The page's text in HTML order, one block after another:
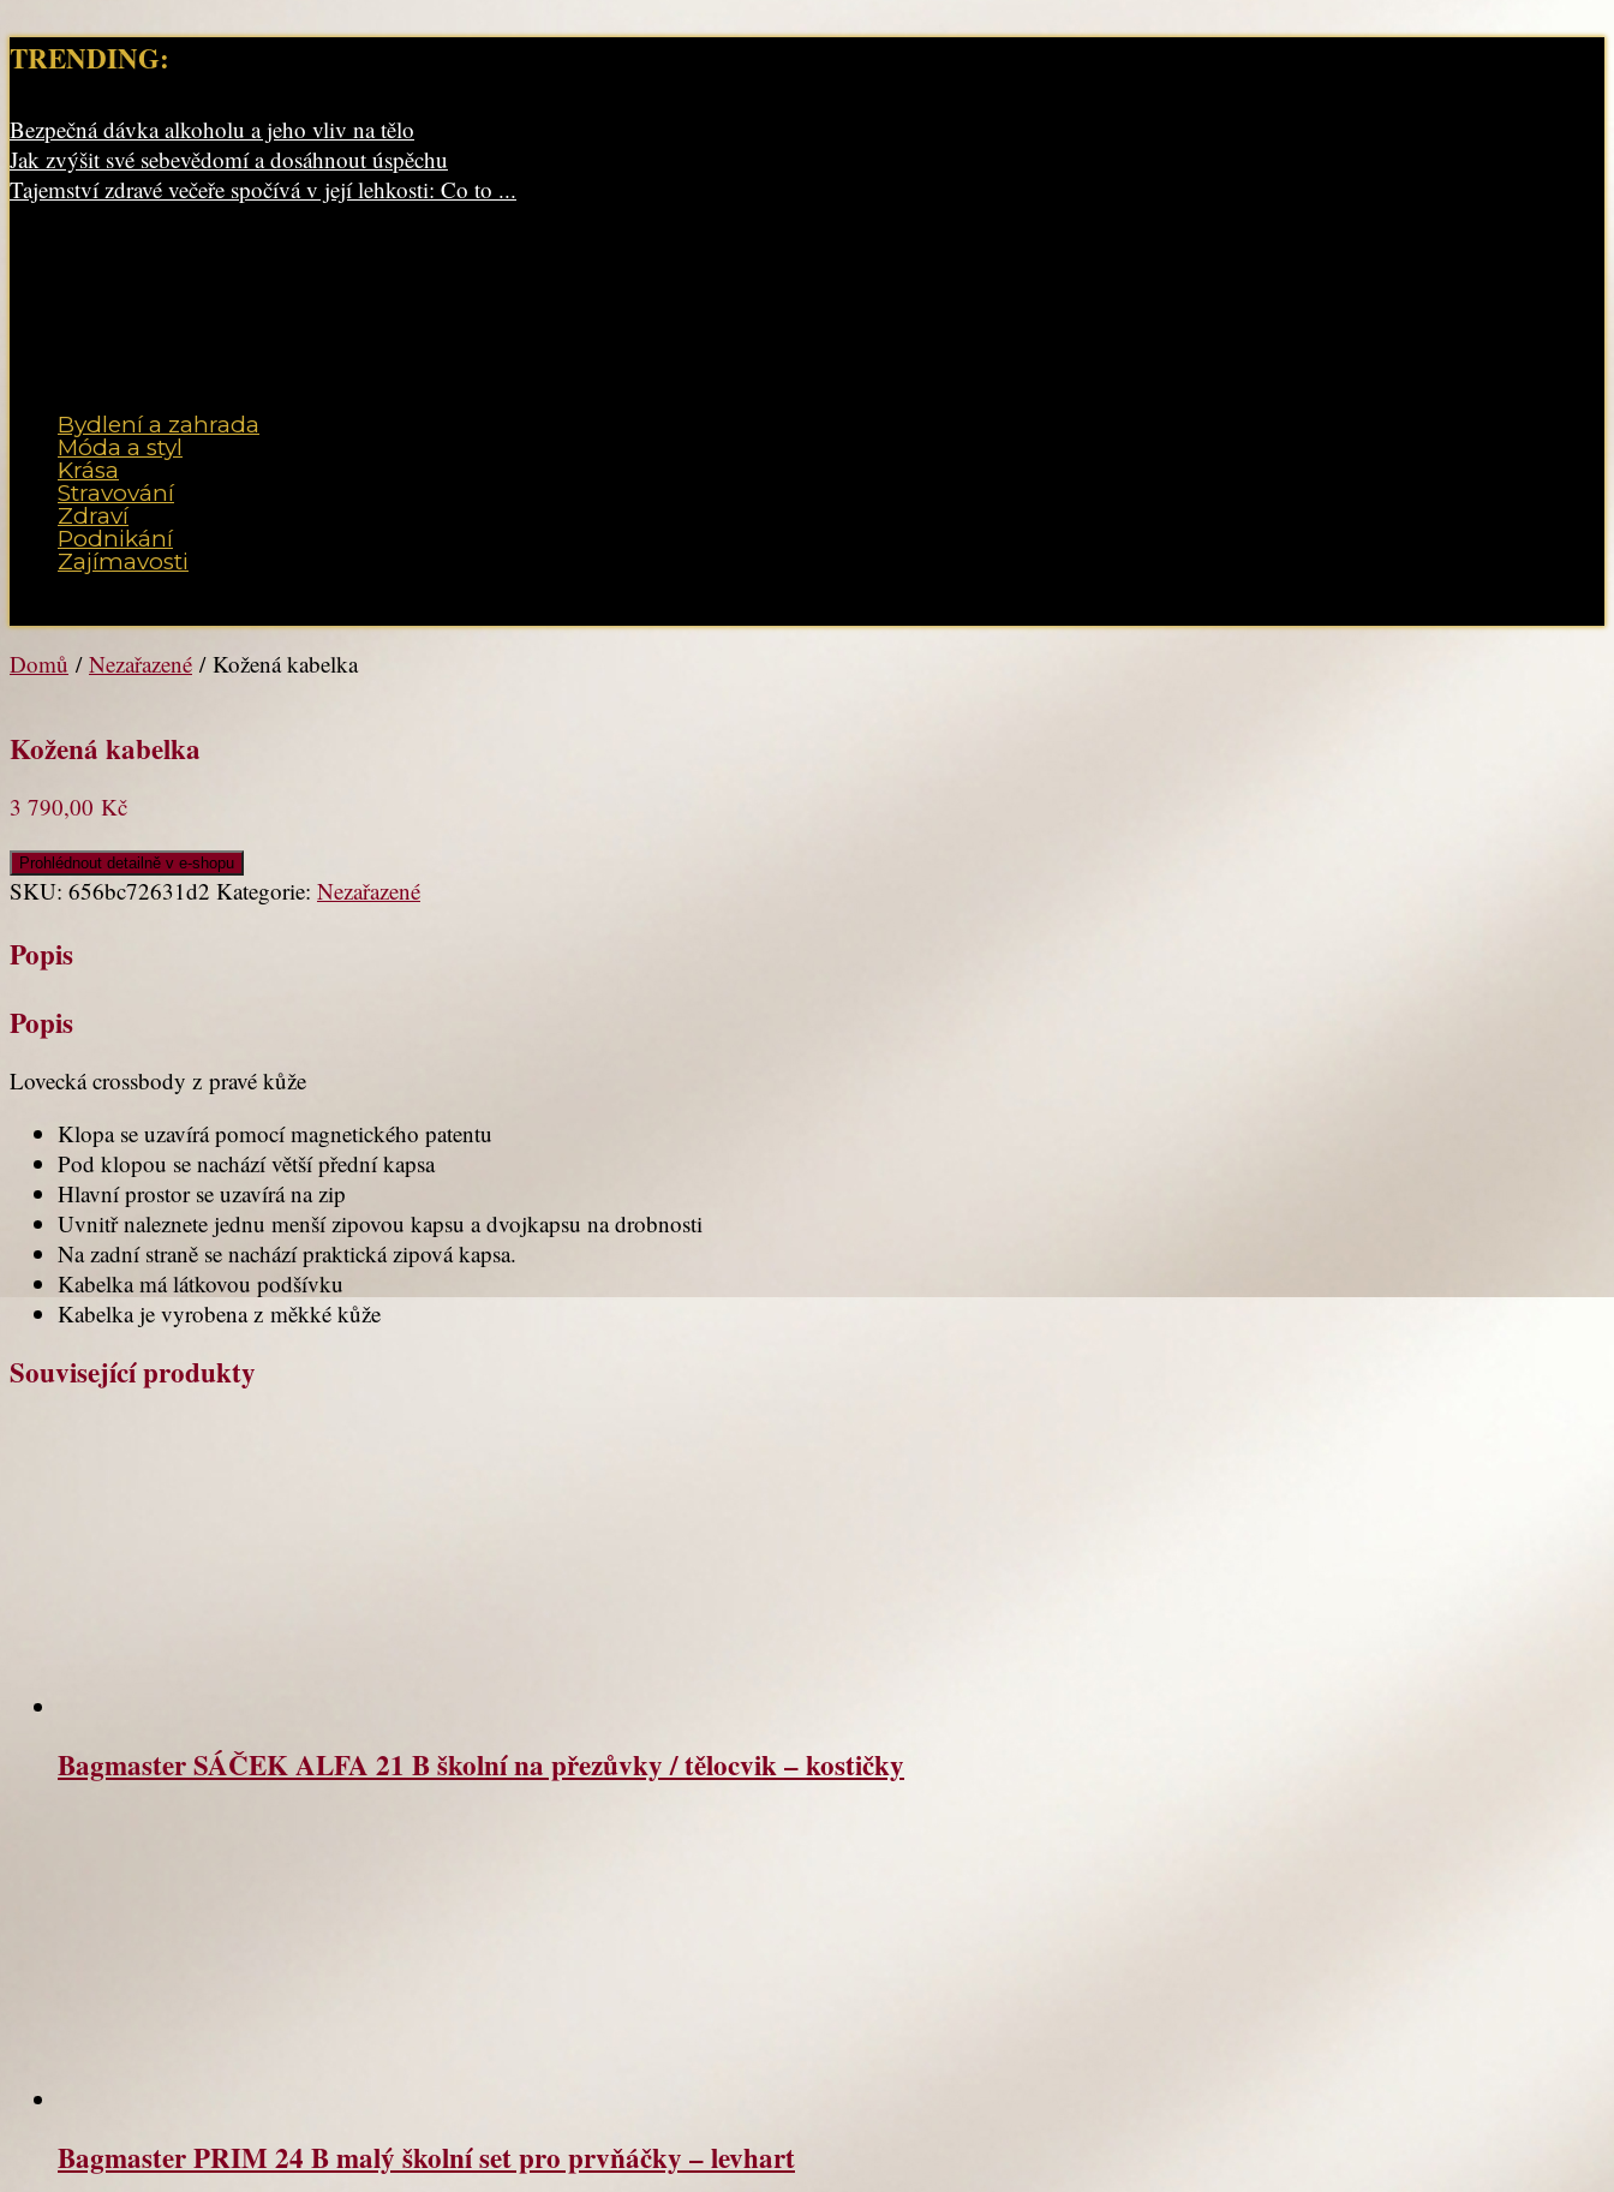
TRENDING:
Bezpečná dávka alkoholu a jeho vliv na tělo
Jak zvýšit své sebevědomí a dosáhnout úspěchu
Tajemství zdravé večeře spočívá v její lehkosti: Co to ...
Bydlení a zahrada
Móda a styl
Krása
Stravování
Zdraví
Podnikání
Zajímavosti
Domů / Nezařazené / Kožená kabelka
Kožená kabelka
3 790,00 Kč
Prohlédnout detailně v e-shopu
SKU: 656bc72631d2 Kategorie: Nezařazené
Popis
Popis
Lovecká crossbody z pravé kůže
Klopa se uzavírá pomocí magnetického patentu
Pod klopou se nachází větší přední kapsa
Hlavní prostor se uzavírá na zip
Uvnitř naleznete jednu menší zipovou kapsu a dvojkapsu na drobnosti
Na zadní straně se nachází praktická zipová kapsa.
Kabelka má látkovou podšívku
Kabelka je vyrobena z měkké kůže
Související produkty
Bagmaster SÁČEK ALFA 21 B školní na přezůvky / tělocvik – kostičky
Bagmaster PRIM 24 B malý školní set pro prvňáčky – levhart